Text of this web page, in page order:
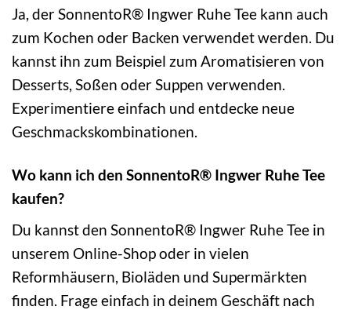
Ja, der SonnentoR® Ingwer Ruhe Tee kann auch
zum Kochen oder Backen verwendet werden. Du
kannst ihn zum Beispiel zum Aromatisieren von
Desserts, Soßen oder Suppen verwenden.
Experimentiere einfach und entdecke neue
Geschmackskombinationen.
Wo kann ich den SonnentoR® Ingwer Ruhe Tee
kaufen?
Du kannst den SonnentoR® Ingwer Ruhe Tee in
unserem Online-Shop oder in vielen
Reformhäusern, Bioläden und Supermärkten
finden. Frage einfach in deinem Geschäft nach